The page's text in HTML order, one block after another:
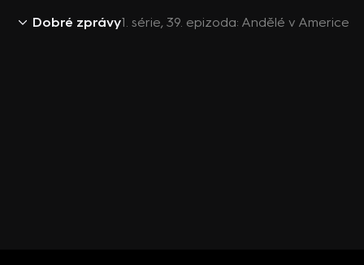
Dobré zprávy1. série, 39. epizoda: Andělé v Americe